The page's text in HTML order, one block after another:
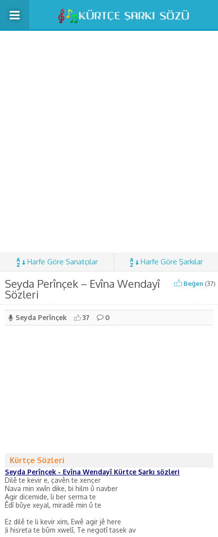
Harfe Göre Sanatçılar Harfe Göre Şarkılar
Seyda Perînçek – Evîna Wendayî
Sözleri
Beğen (37)
Seyda Perînçek 37 0
Kürtçe Sözleri
Seyda Perînçek - Evîna Wendayî Kürtçe Şarkı sözleri
Dilê te kevir e, çavên te xençer
Nava min xwîn dike, bi hilm û navber
Agir dicemide, li ber serma te
Êdî bûye xeyal, miradê min û te
Ez dilê te li kevir xim, Ewê agir jê here
Ji hisreta te bûm xwelî, Te negotî tasek av